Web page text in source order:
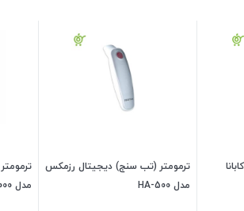
ترمومتر (تب سنج) دیجیتال رزمکس
مدل HA-500
مدل MED-3000